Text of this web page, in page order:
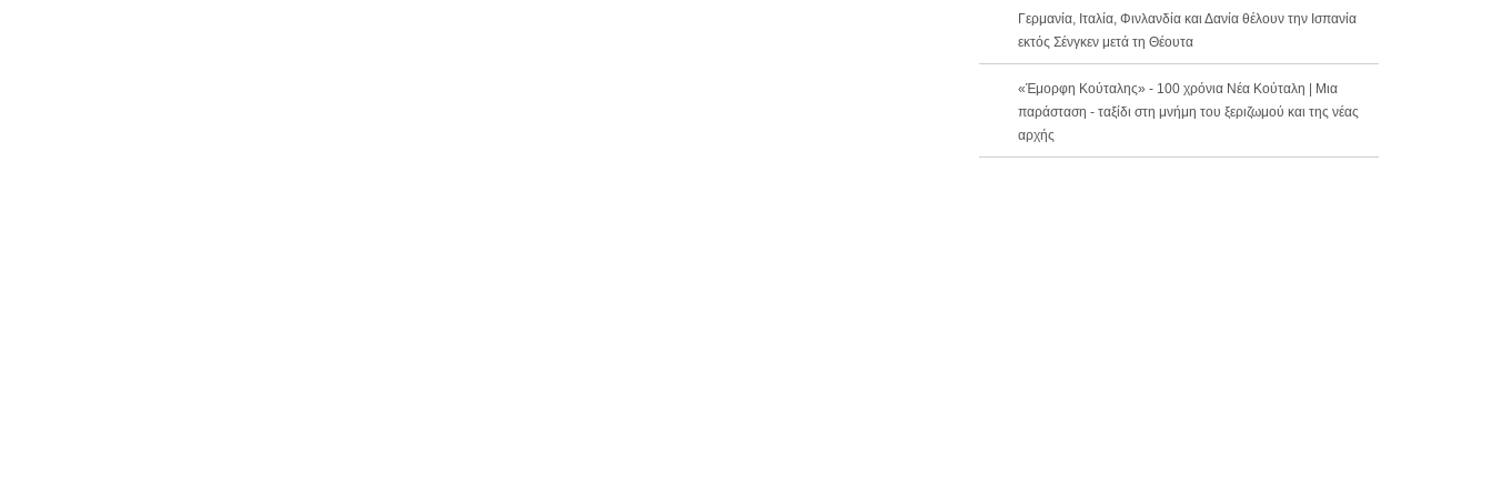
Γερμανία, Ιταλία, Φινλανδία και Δανία θέλουν την Ισπανία
εκτός Σένγκεν μετά τη Θέουτα
«Έμορφη Κούταλης» - 100 χρόνια Νέα Κούταλη | Μια
παράσταση - ταξίδι στη μνήμη του ξεριζωμού και της νέας
αρχής